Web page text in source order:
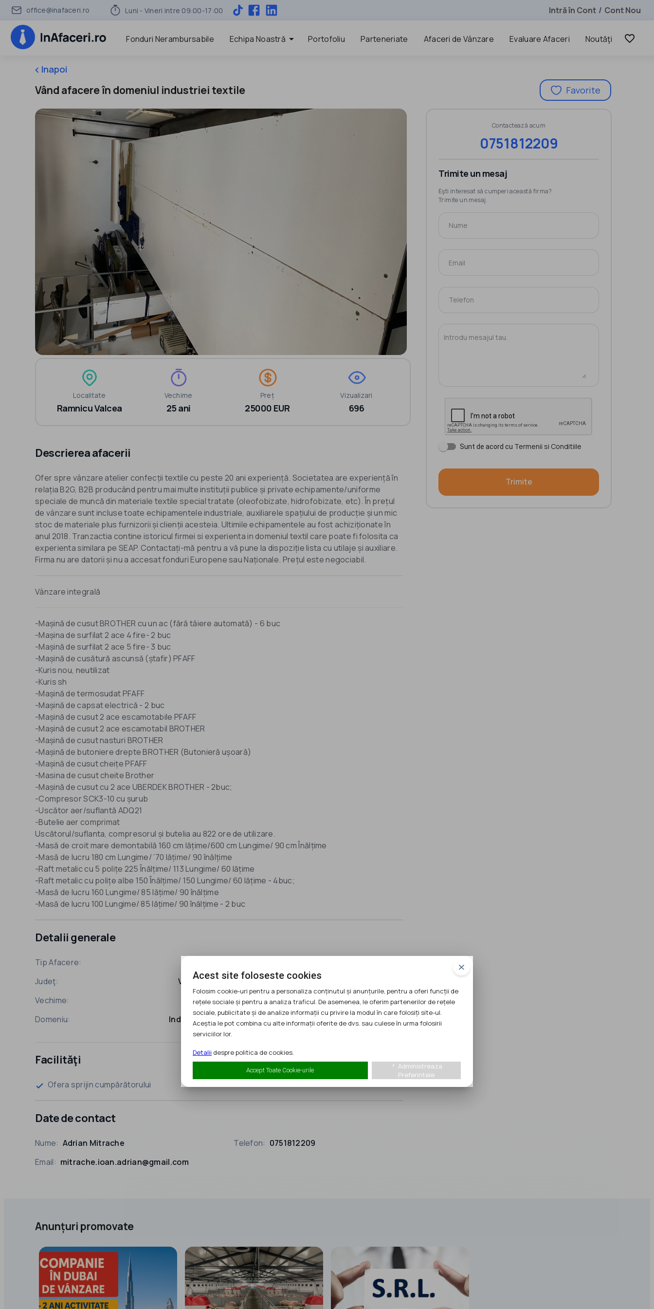
office@inafaceri.ro Luni - Vineri intre 09:00-17:00 Intră în Cont / Cont Nou
Fonduri Nerambursabile Echipa Noastră arrow_drop_down Portofoliu Parteneriate Afaceri de Vânzare Evaluare Afaceri Noutăţi favorite_border
keyboard_arrow_leftInapoi
Vând afacere în domeniul industriei textile Favorite
Localitate
Ramnicu Valcea
Vechime
25 ani
Preț
25000 EUR
Vizualizari
696
Descrierea afacerii
Ofer spre vânzare atelier confecții textile cu peste 20 ani experiență. Societatea are experiență în
relația B2G, B2B producând pentru mai multe instituții publice și private echipamente/uniforme
speciale de muncă din materiale textile special tratate (oleofobizate, hidrofobizate, etc). În prețul
de vânzare sunt incluse toate echipamentele industriale, auxiliarele spațiului de producție și un mic
stoc de materiale plus furnizorii și clienții acesteia. Ultimile echipamentele au fost achiziționate în
anul 2018. Tranzactia contine istoricul firmei si experienta in domeniul textil care poate fi folosita ca
experienta similara pe SEAP. Contactați-mă pentru a vă pune la dispoziție lista cu utilaje și auxiliare.
Vânzare integrală
-Mașină de cusut BROTHER cu un ac (fără tăiere automată) - 6 buc
-Mașina de surfilat 2 ace 4 fire- 2 buc
-Mașină de surfilat 2 ace 5 fire- 3 buc
-Mașină de cusătură ascunsă (ștafir) PFAFF
-Kuris nou, neutilizat
-Kuris sh
-Mașină de termosudat PFAFF
-Mașină de capsat electrică - 2 buc
-Mașină de cusut 2 ace escamotabile PFAFF
-Mașină de cusut 2 ace escamotabil BROTHER
-Mașină de cusut nasturi BROTHER
-Mașină de butoniere drepte BROTHER (Butonieră ușoară)
-Mașină de cusut cheițe PFAFF
-Masina de cusut cheite Brother
-Mașină de cusut cu 2 ace UBERDEK BROTHER - 2buc;
-Compresor SCK3-10 cu șurub
-Uscător aer/suflantă ADQ21
-Butelie aer comprimat
Uscătorul/suflanta, compresorul și butelia au 822 ore de utilizare.
-Masă de croit mare demontabilă 160 cm lățime/600 cm Lungime/ 90 cm Înălțime
-Masă de lucru 180 cm Lungime/ ’70 lățime/ 90 înălțime
-Raft metalic cu 5 polițe 225 Înălțime/ 113 Lungime/ 60 lățime
-Raft metalic cu polițe albe 150 Înălțime/ 150 Lungime/ 60 lățime - 4buc;
-Masă de lucru 160 Lungime/ 85 lățime/ 90 înălțime
-Masă de lucru 100 Lungime/ 85 lățime/ 90 înălțime - 2 buc
Detalii generale
Tip Afacere:
Judeţ:
Valcea Localitate:
Vechime:
25 ani Nr. Angajati:
1
Domeniu:
Industrie Subdomeniu: Confectii Textile
Facilităţi
check Ofera sprijin cumpărătorului
Date de contact
Nume: Adrian Mitrache Telefon: 0751812209
Email: mitrache.ioan.adrian@gmail.com
Contactează acum
0751812209
Trimite un mesaj
Eşti interesat să cumperi această firma?
Trimite un mesaj.
Sunt de acord cu Termenii si Conditiile
Trimite
Anunțuri promovate
Acest site foloseste cookies
Folosim cookie-uri pentru a personaliza conținutul și anunțurile, pentru a oferi funcții de
rețele sociale și pentru a analiza traficul. De asemenea, le oferim partenerilor de rețele
sociale, publicitate și de analize informații cu privire la modul în care folosiți site-ul.
Aceștia le pot combina cu alte informații oferite de dvs. sau culese în urma folosirii
serviciilor lor.
Detalii despre politica de cookies.
Accept Toate Cookie-urile
keyboard_arrow_right
Administreaza
Preferintele